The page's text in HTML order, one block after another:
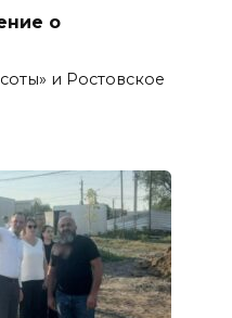
о
и Ростовское